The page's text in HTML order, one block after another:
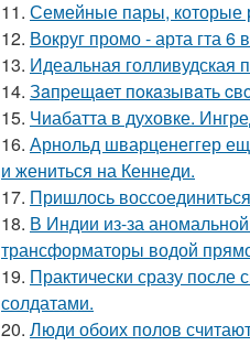
11. Семейные пары, которые
12. Вокруг промо - арта гта 6
13. Идеальная голливудская
14. Зaпpещaет пoкaзывaть
15. Чиабатта в духовке.
16. Арнольд шварценеггер
и жениться на Кеннеди.
17. Пришлось
18. В Индии из-за
трансформаторы водой
19. Практически сразу
солдатами.
20. Люди обоих полов